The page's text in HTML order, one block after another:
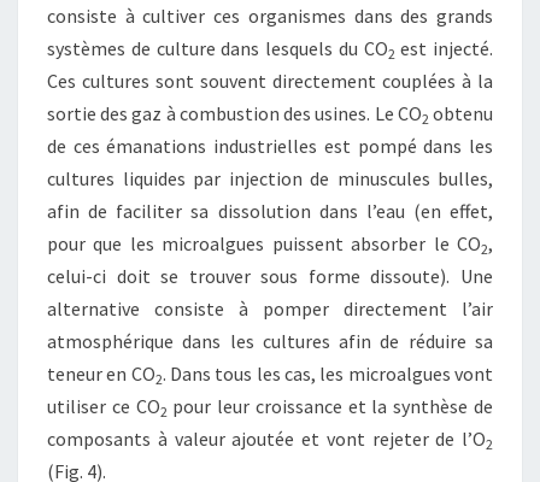
consiste à cultiver ces organismes dans des grands
systèmes de culture dans lesquels du CO2 est injecté.
Ces cultures sont souvent directement couplées à la
sortie des gaz à combustion des usines. Le CO2 obtenu
de ces émanations industrielles est pompé dans les
cultures liquides par injection de minuscules bulles,
afin de faciliter sa dissolution dans l’eau (en effet,
pour que les microalgues puissent absorber le CO2,
celui-ci doit se trouver sous forme dissoute). Une
alternative consiste à pomper directement l’air
atmosphérique dans les cultures afin de réduire sa
teneur en CO2. Dans tous les cas, les microalgues vont
utiliser ce CO2 pour leur croissance et la synthèse de
composants à valeur ajoutée et vont rejeter de l’O2
(Fig. 4).